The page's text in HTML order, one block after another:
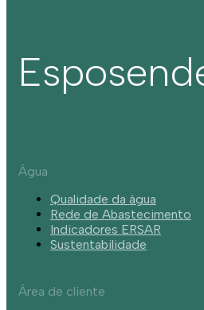
Água
Qualidade da água
Rede de Abastecimento
Indicadores ERSAR
Sustentabilidade
Área de cliente